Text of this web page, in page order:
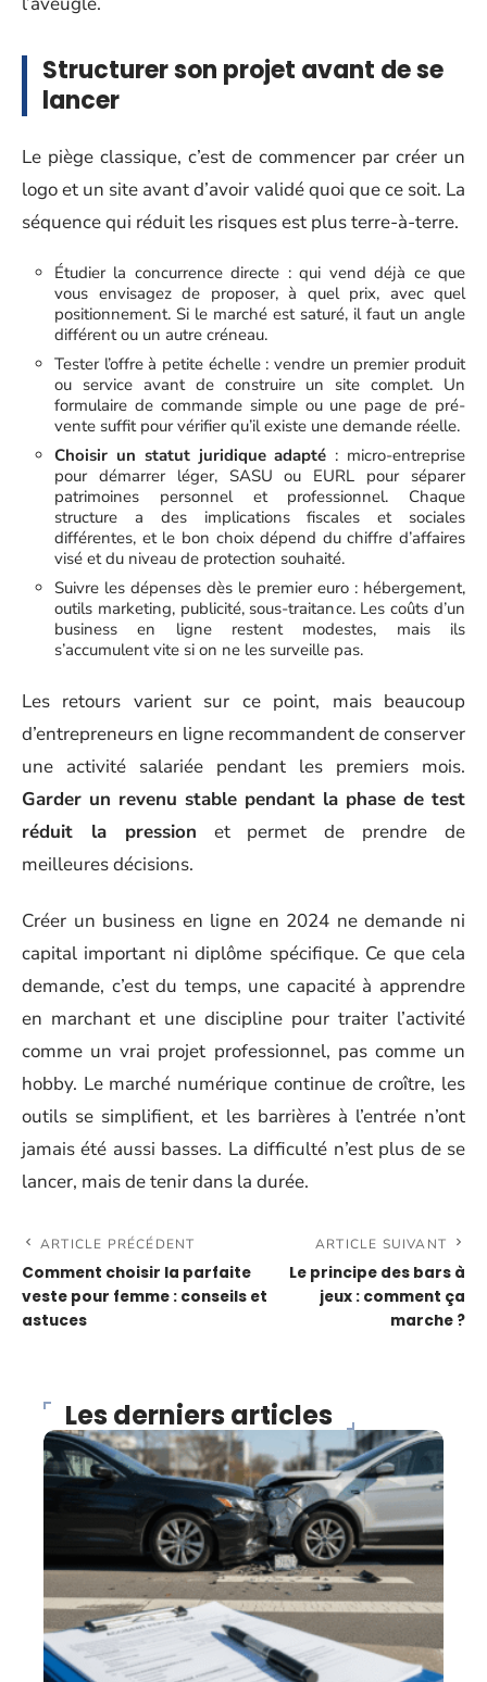
Structurer son projet avant de se
lancer
Le piège classique, c’est de commencer par créer un
logo et un site avant d’avoir validé quoi que ce soit. La
séquence qui réduit les risques est plus terre-à-terre.
Étudier la concurrence directe : qui vend déjà ce que
vous envisagez de proposer, à quel prix, avec quel
positionnement. Si le marché est saturé, il faut un angle
différent ou un autre créneau.
Tester l’offre à petite échelle : vendre un premier produit
ou service avant de construire un site complet. Un
formulaire de commande simple ou une page de pré-
vente suffit pour vérifier qu’il existe une demande réelle.
Choisir un statut juridique adapté : micro-entreprise
pour démarrer léger, SASU ou EURL pour séparer
patrimoines personnel et professionnel. Chaque
structure a des implications fiscales et sociales
différentes, et le bon choix dépend du chiffre d’affaires
visé et du niveau de protection souhaité.
Suivre les dépenses dès le premier euro : hébergement,
outils marketing, publicité, sous-traitance. Les coûts d’un
business en ligne restent modestes, mais ils
s’accumulent vite si on ne les surveille pas.
Les retours varient sur ce point, mais beaucoup
d’entrepreneurs en ligne recommandent de conserver
une activité salariée pendant les premiers mois.
Garder un revenu stable pendant la phase de test
réduit la pression et permet de prendre de
meilleures décisions.
Créer un business en ligne en 2024 ne demande ni
capital important ni diplôme spécifique. Ce que cela
demande, c’est du temps, une capacité à apprendre
en marchant et une discipline pour traiter l’activité
comme un vrai projet professionnel, pas comme un
hobby. Le marché numérique continue de croître, les
outils se simplifient, et les barrières à l’entrée n’ont
jamais été aussi basses. La difficulté n’est plus de se
lancer, mais de tenir dans la durée.
ARTICLE PRÉCÉDENT
Comment choisir la parfaite
veste pour femme : conseils et
astuces
ARTICLE SUIVANT
Le principe des bars à
jeux : comment ça
marche ?
Les derniers articles